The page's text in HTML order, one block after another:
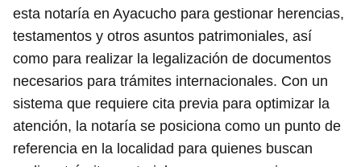
esta notaría en Ayacucho para gestionar herencias,
testamentos y otros asuntos patrimoniales, así
como para realizar la legalización de documentos
necesarios para trámites internacionales. Con un
sistema que requiere cita previa para optimizar la
atención, la notaría se posiciona como un punto de
referencia en la localidad para quienes buscan